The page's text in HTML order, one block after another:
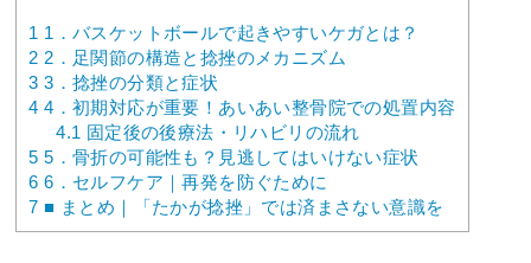
1 1．バスケットボールで起きやすいケガとは？
2 2．足関節の構造と捻挫のメカニズム
3 3．捻挫の分類と症状
4 4．初期対応が重要！あいあい整骨院での処置内容
4.1 固定後の後療法・リハビリの流れ
5 5．骨折の可能性も？見逃してはいけない症状
6 6．セルフケア｜再発を防ぐために
7 ■ まとめ｜「たかが捻挫」では済まさない意識を